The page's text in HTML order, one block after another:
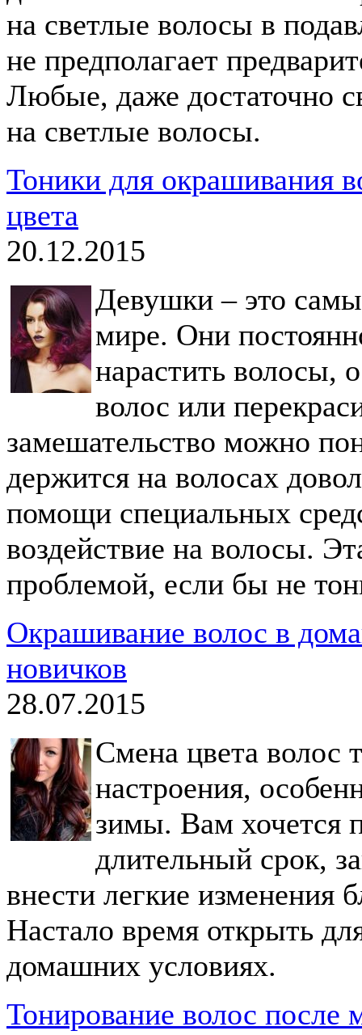
на светлые волосы в
не предполагает
Любые, даже достаточно
на светлые волосы.
Тоники для окрашивания
цвета
20.12.2015
Девушки – это
мире. Они
нарастить волосы,
волос или
замешательство можно
держится на волосах
помощи специальных
воздействие на волосы.
проблемой, если бы не
Окрашивание волос в
новичков
28.07.2015
Смена цвета волос
настроения,
зимы. Вам хочется
длительный срок,
внести легкие изменения
Настало время открыть
домашних условиях.
Тонирование волос после